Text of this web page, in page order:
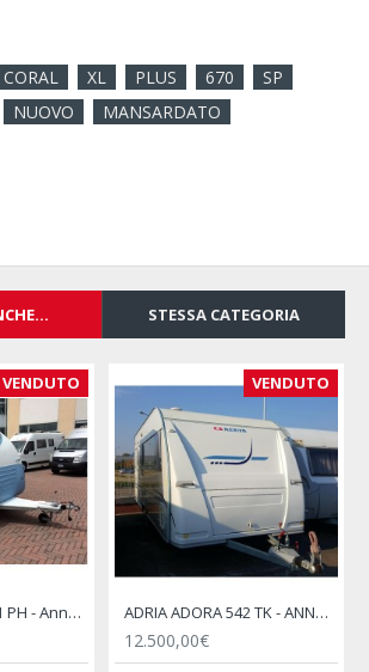
CORAL XL PLUS 670
SP
NUOVO MANSARDATO
STESSA CATEGORIA
VENDUTO
ADRIA ACTION 341 PH - Anno 2008
VENDUTO
ADRIA ADORA 542 TK - ANNO 2009
12.500,00€